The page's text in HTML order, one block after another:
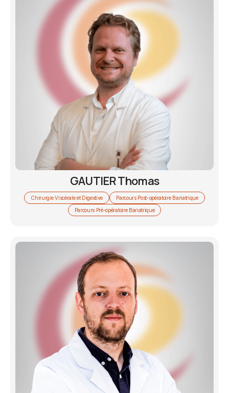
GAUTIER Thomas
Chirurgie Viscérale et Digestive
Parcours Post-opératoire Bariatrique
Parcours Pré-opératoire Bariatrique